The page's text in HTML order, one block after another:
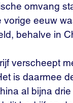
omvang
eeuw
behalve in
verscheept
is daarmee
al bijna